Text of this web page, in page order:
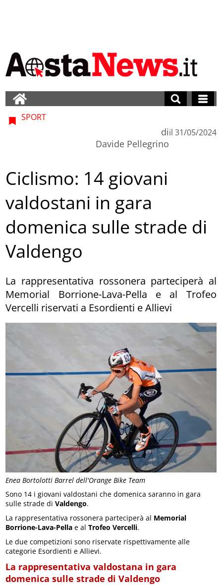
Enea Bortolotti Barrel dell'Orange Bike Team
SPORT
di
Davide Pellegrino
il 31/05/2024
Ciclismo: 14 giovani
valdostani in gara
domenica sulle strade di
Valdengo
La rappresentativa rossonera parteciperà al
Memorial Borrione-Lava-Pella e al Trofeo
Vercelli riservati a Esordienti e Allievi
Sono 14 i giovani valdostani che domenica saranno in gara
sulle strade diValdengo.
La rappresentativa rossonera parteciperà al Memorial
Borrione-Lava-Pella e alTrofeo Vercelli.
Le due competizioni sono riservate rispettivamente alle
categorie Esordienti e Allievi.
La rappresentativa valdostana in gara
domenica sulle strade di Valdengo